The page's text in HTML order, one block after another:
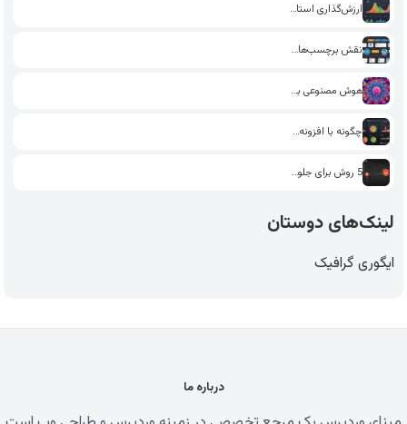
ارزش‌گذاری استارت‌آپ: چگونه از داده‌های…
نقش برچسب‌ها و دسته‌بندی‌ها در…
هوش مصنوعی برای تولید محتوا:…
چگونه با افزونه‌های سئو در…
5 روش برای جلوگیری از…
لینک‌های دوستان
ایگوری گرافیک
درباره ما